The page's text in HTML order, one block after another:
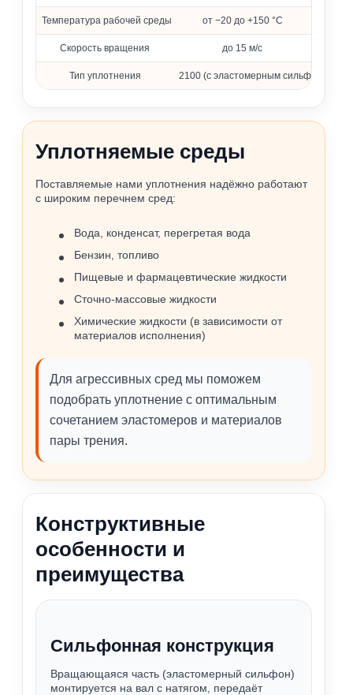
Температура рабочей среды от −20 до +150 °C
Скорость вращения до 15 м/с
Тип уплотнения 2100 (с эластомерным сильфоном)
Уплотняемые среды
Поставляемые нами уплотнения надёжно работают
с широким перечнем сред:
Вода, конденсат, перегретая вода
Бензин, топливо
Пищевые и фармацевтические жидкости
Сточно‑массовые жидкости
Химические жидкости (в зависимости от
материалов исполнения)
Для агрессивных сред мы поможем
подобрать уплотнение с оптимальным
сочетанием эластомеров и материалов
пары трения.
Конструктивные
особенности и
преимущества
Сильфонная конструкция
Вращающаяся часть (эластомерный сильфон)
монтируется на вал с натягом, передаёт